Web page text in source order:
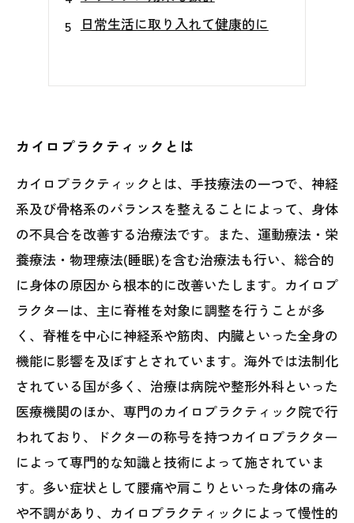
日常生活に取り入れて健康的に
カイロプラクティックとは
カイロプラクティックとは、手技療法の一つで、神経
系及び骨格系のバランスを整えることによって、身体
の不具合を改善する治療法です。また、運動療法・栄
養療法・物理療法(睡眠)を含む治療法も行い、総合的
に身体の原因から根本的に改善いたします。カイロプ
ラクターは、主に脊椎を対象に調整を行うことが多
く、脊椎を中心に神経系や筋肉、内臓といった全身の
機能に影響を及ぼすとされています。海外では法制化
されている国が多く、治療は病院や整形外科といった
医療機関のほか、専門のカイロプラクティック院で行
われており、ドクターの称号を持つカイロプラクター
によって専門的な知識と技術によって施されていま
す。多い症状として腰痛や肩こりといった身体の痛み
や不調があり、カイロプラクティックによって慢性的